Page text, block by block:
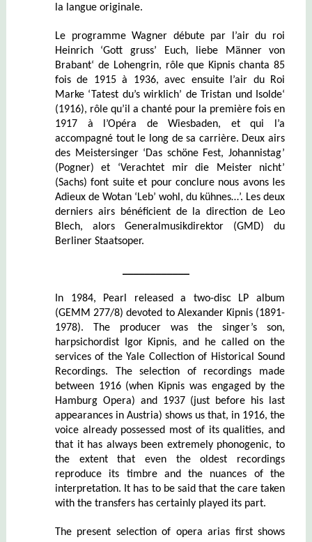
la langue originale.
Le programme Wagner débute par l’air du roi
Heinrich ‘Gott gruss’ Euch, liebe Männer von
Brabant‘ de Lohengrin, rôle que Kipnis chanta 85
fois de 1915 à 1936, avec ensuite l’air du Roi
Marke ‘Tatest du’s wirklich’ de Tristan und Isolde‘
(1916), rôle qu’il a chanté pour la première fois en
1917 à l’Opéra de Wiesbaden, et qui l’a
accompagné tout le long de sa carrière. Deux airs
des Meistersinger ‘Das schöne Fest, Johannistag’
(Pogner) et ‘Verachtet mir die Meister nicht’
(Sachs) font suite et pour conclure nous avons les
Adieux de Wotan ‘Leb’ wohl, du kühnes…’. Les deux
derniers airs bénéficient de la direction de Leo
Blech, alors Generalmusikdirektor (GMD) du
Berliner Staatsoper.
In 1984, Pearl released a two-disc LP album
(GEMM 277/8) devoted to Alexander Kipnis (1891-
1978). The producer was the singer’s son,
harpsichordist Igor Kipnis, and he called on the
services of the Yale Collection of Historical Sound
Recordings. The selection of recordings made
between 1916 (when Kipnis was engaged by the
Hamburg Opera) and 1937 (just before his last
appearances in Austria) shows us that, in 1916, the
voice already possessed most of its qualities, and
that it has always been extremely phonogenic, to
the extent that even the oldest recordings
reproduce its timbre and the nuances of the
interpretation. It has to be said that the care taken
with the transfers has certainly played its part.
The present selection of opera arias first shows